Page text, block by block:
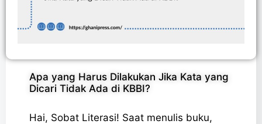
Apa yang Harus Dilakukan Jika Kata yang
Dicari Tidak Ada di KBBI?
Hai, Sobat Literasi! Saat menulis buku,